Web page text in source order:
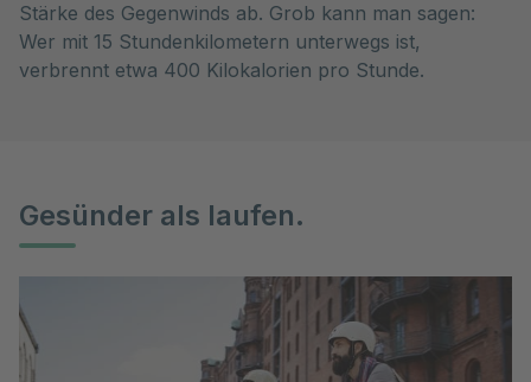
Stärke des Gegenwinds ab. Grob kann man sagen:
Wer mit 15 Stundenkilometern unterwegs ist,
verbrennt etwa 400 Kilokalorien pro Stunde.
Gesünder als laufen.